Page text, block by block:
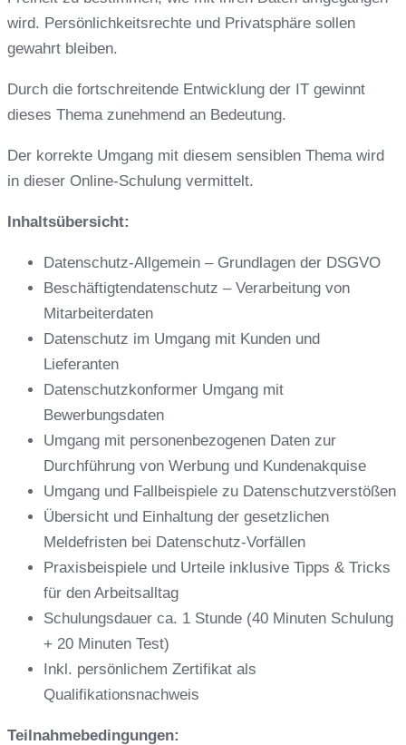
wird. Persönlichkeitsrechte und Privatsphäre sollen
gewahrt bleiben.
Durch die fortschreitende Entwicklung der IT gewinnt
dieses Thema zunehmend an Bedeutung.
Der korrekte Umgang mit diesem sensiblen Thema wird
in dieser Online-Schulung vermittelt.
Inhaltsübersicht:
Datenschutz-Allgemein – Grundlagen der DSGVO
Beschäftigtendatenschutz – Verarbeitung von
Mitarbeiterdaten
Datenschutz im Umgang mit Kunden und
Lieferanten
Datenschutzkonformer Umgang mit
Bewerbungsdaten
Umgang mit personenbezogenen Daten zur
Durchführung von Werbung und Kundenakquise
Umgang und Fallbeispiele zu Datenschutzverstößen
Übersicht und Einhaltung der gesetzlichen
Meldefristen bei Datenschutz-Vorfällen
Praxisbeispiele und Urteile inklusive Tipps & Tricks
für den Arbeitsalltag
Schulungsdauer ca. 1 Stunde (40 Minuten Schulung
+ 20 Minuten Test)
Inkl. persönlichem Zertifikat als
Qualifikationsnachweis
Teilnahmebedingungen: